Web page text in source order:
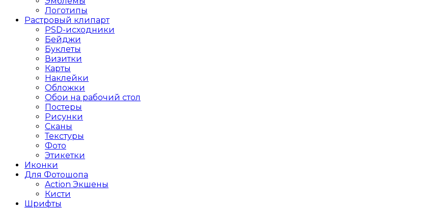
Логотипы
Растровый клипарт
PSD-исходники
Бейджи
Буклеты
Визитки
Карты
Наклейки
Обложки
Обои на рабочий стол
Постеры
Рисунки
Сканы
Текстуры
Фото
Этикетки
Иконки
Для Фотошопа
Action Экшены
Кисти
Шрифты